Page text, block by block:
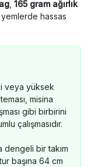
, 165 gram ağırlık
hassas
veya yüksek
misina
gibi birbirini
çalışmasıdır.
dengeli bir takım
başına 64 cm